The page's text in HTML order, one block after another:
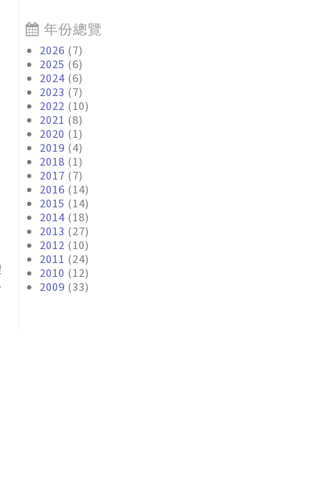
年份總覽
2026 (7)
2025 (6)
2024 (6)
2023 (7)
2022 (10)
2021 (8)
2020 (1)
2019 (4)
2018 (1)
2017 (7)
2016 (14)
2015 (14)
2014 (18)
2013 (27)
2012 (10)
2011 (24)
2010 (12)
2009 (33)